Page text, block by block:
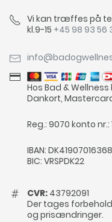
Vi kan træffes på
kl.9-15 +45 98 93 56
Hos Bad &
Dankort,
Reg.: 9070 konto nr.:
IBAN:
BIC: VRSPDK22
CVR: 43792091
Der tages
og prisændringer.